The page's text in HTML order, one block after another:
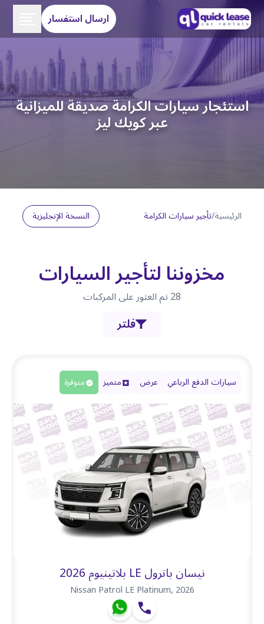
ارسال استفسار
استئجار سيارات الكرامة صديقة للميزانية
عبر كويك ليز
الرئيسية/تأجير سيارات الكرامة النسخة الإنجليزية
مخزوننا لتأجير السيارات
28تم العثور على المركبات
فلتر
سيارات الدفع الرباعي عرض متميز متوفرة
نيسان باترول LE بلاتينيوم 2026
Nissan Patrol LE Platinum,2026